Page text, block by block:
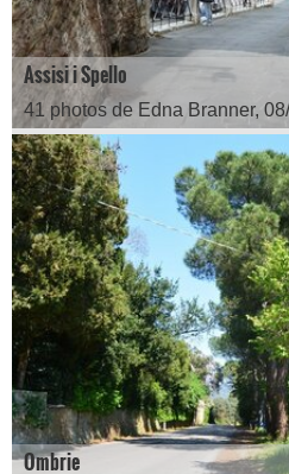
Assisi i Spello
41 photos de Edna Branner,
Ombrie